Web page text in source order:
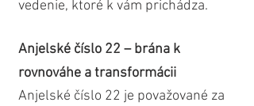
vedenie, ktoré k vám prichádza.
Anjelské číslo 22 – brána k
rovnováhe a transformácii
Anjelské číslo 22 je považované za